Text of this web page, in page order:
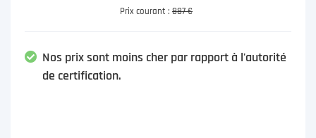
Prix courant : 887 €
Nos prix sont moins cher par rapport à l'autorité
de certification.